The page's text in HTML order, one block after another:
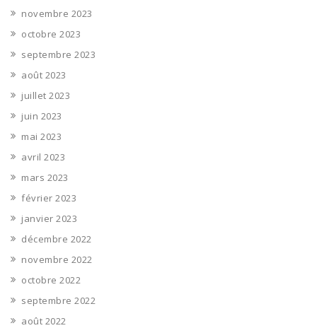
novembre 2023
octobre 2023
septembre 2023
août 2023
juillet 2023
juin 2023
mai 2023
avril 2023
mars 2023
février 2023
janvier 2023
décembre 2022
novembre 2022
octobre 2022
septembre 2022
août 2022